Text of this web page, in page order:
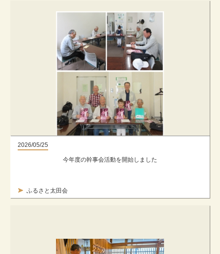
2026/05/25
ふるさと太田会
今年度の幹事会活動を開始しました